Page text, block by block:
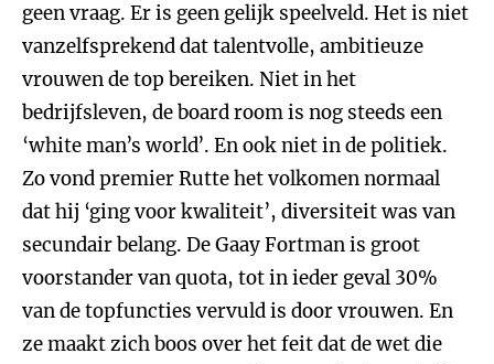
geen vraag. Er is geen gelijk speelveld. Het is niet
vanzelfsprekend dat talentvolle, ambitieuze
vrouwen de top bereiken. Niet in het
bedrijfsleven, de board room is nog steeds een
‘white man’s world’. En ook niet in de politiek.
Zo vond premier Rutte het volkomen normaal
dat hij ‘ging voor kwaliteit’, diversiteit was van
secundair belang. De Gaay Fortman is groot
voorstander van quota, tot in ieder geval 30%
van de topfuncties vervuld is door vrouwen. En
ze maakt zich boos over het feit dat de wet die